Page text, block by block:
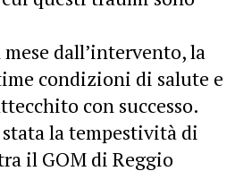
dall’intervento, la
condizioni di salute e
con successo.
la tempestività di
il GOM di Reggio